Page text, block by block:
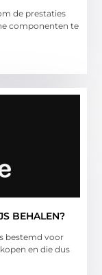
de prestaties
componenten te
BEHALEN?
bestemd voor
en die dus